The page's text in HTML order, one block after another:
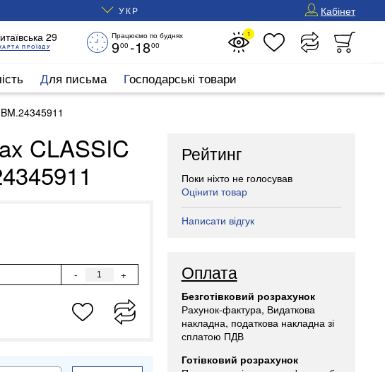
УКР Кабінет
29
ПРОЇЗДУ
Працюємо по буднях
900 -1800
1
Для письма Господарські товари
CLASSIC
- +
Рейтинг
Поки ніхто не голосував
Оцінити товар
Написати відгук
Оплата
Безготівковий розрахунок
Рахунок-фактура, Видаткова
накладна, податкова накладна зі
сплатою ПДВ
Готівковий розрахунок